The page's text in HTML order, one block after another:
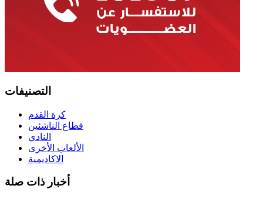
التصنيفات
كرة القدم
قطاع الناشئين
النادي
الألعاب الأخرى
الاكاديمية
أخبار ذات صلة